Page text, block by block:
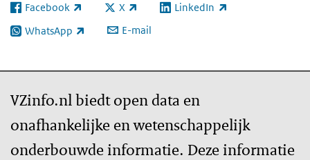
Facebook
(externe link) X
(externe link) LinkedIn
(externe link)
WhatsApp
(externe link) E-mail
VZinfo.nl biedt open data en
onafhankelijke en wetenschappelijk
onderbouwde informatie. Deze informatie